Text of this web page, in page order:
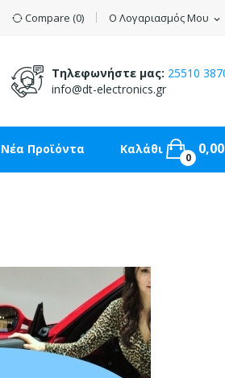
Ο Λογαριασμός Μου expand_more
Compare (0)
0
Τηλεφωνήστε μας: 25510
info@dt-electronics.gr
Νέα Προϊόντα Καλάθι